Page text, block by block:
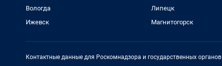
Вологда
Ижевск
Липецк
Магнитогорск
Контактные данные для Роскомнадзора и государственных органов